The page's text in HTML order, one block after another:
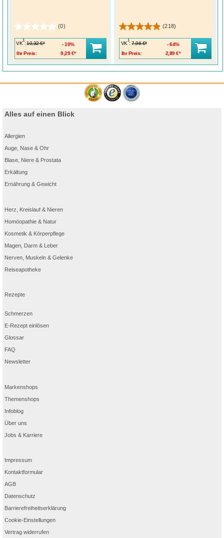
(0)
VK
1
: 10,32 €*
Ihr Preis:
9,29 €*
10%
(218)
VK
1
: 7,96 €*
Ihr Preis:
2,89 €*
64%
Alles auf einen Blick
Allergien
Auge, Nase & Ohr
Blase, Niere & Prostata
Erkältung
Ernährung & Gewicht
Herz, Kreislauf & Nieren
Homöopathie & Natur
Kosmetik & Körperpflege
Magen, Darm & Leber
Nerven, Muskeln & Gelenke
Reiseapotheke
Rezepte
Schmerzen
E-Rezept einlösen
Glossar
FAQ
Newsletter
Markenshops
Themenshops
Infoblog
Über uns
Jobs & Karriere
Impressum
Kontaktformular
AGB
Datenschutz
Barrierefreiheitserklärung
Cookie-Einstellungen
Vertrag widerrufen